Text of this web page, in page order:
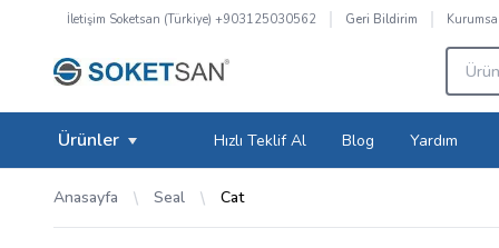
İletişim Soketsan (Türkiye) +903125030562 Geri Bildirim
Ürünler Hızlı Teklif Al Blog Yardım
Anasayfa Seal Cat